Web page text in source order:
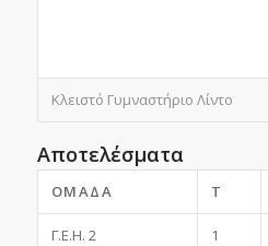
Κλειστό Γυμναστήριο Λίντο
Αποτελέσματα
ΟΜΆΔΑ T
Γ.Ε.Η. 2 1